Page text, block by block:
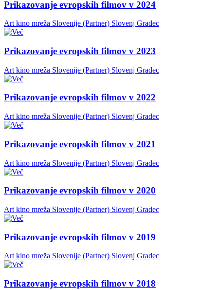
Prikazovanje evropskih filmov v 2024
Art kino mreža Slovenije (Partner) Slovenj Gradec
Prikazovanje evropskih filmov v 2023
Art kino mreža Slovenije (Partner) Slovenj Gradec
Prikazovanje evropskih filmov v 2022
Art kino mreža Slovenije (Partner) Slovenj Gradec
Prikazovanje evropskih filmov v 2021
Art kino mreža Slovenije (Partner) Slovenj Gradec
Prikazovanje evropskih filmov v 2020
Art kino mreža Slovenije (Partner) Slovenj Gradec
Prikazovanje evropskih filmov v 2019
Art kino mreža Slovenije (Partner) Slovenj Gradec
Prikazovanje evropskih filmov v 2018